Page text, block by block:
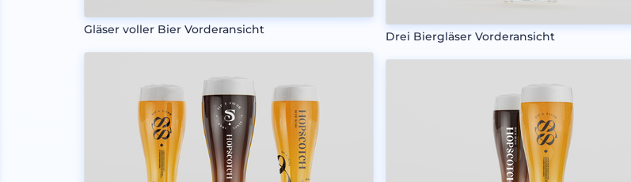
Gläser voller Bier Vorderansicht Drei Biergläser Vorderansicht